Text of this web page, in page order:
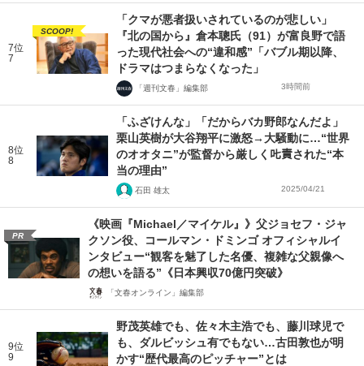
7位
7
SCOOP!
「クマが悪者扱いされているのが悲しい」
『北の国から』倉本聰氏（91）が富良野で語
った現代社会への“違和感”「バブル期以降、
ドラマはつまらなくなった」
「週刊文春」編集部 3時間前
8位
8
「ふざけんな」「だからバカ野郎なんだよ」
栗山英樹が大谷翔平に激怒→大騒動に…“世界
のオオタニ”が監督から厳しく𠮟責された“本
当の理由”
石田 雄太 2025/04/21
PR
《映画『Michael／マイケル』》父ジョセフ・ジャ
クソン役、コールマン・ドミンゴ オフィシャルイ
ンタビュー“観客を魅了した名優、複雑な父親像へ
の想いを語る”《日本興収70億円突破》
「文春オンライン」編集部
9位
9
野茂英雄でも、佐々木主浩でも、藤川球児で
も、ダルビッシュ有でもない…古田敦也が明
かす“歴代最高のピッチャー”とは